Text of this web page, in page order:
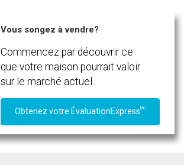
Vous songez à vendre?
Commencez par découvrir ce
que votre maison pourrait valoir
sur le marché actuel.
Obtenez votre ÉvaluationExpressMC